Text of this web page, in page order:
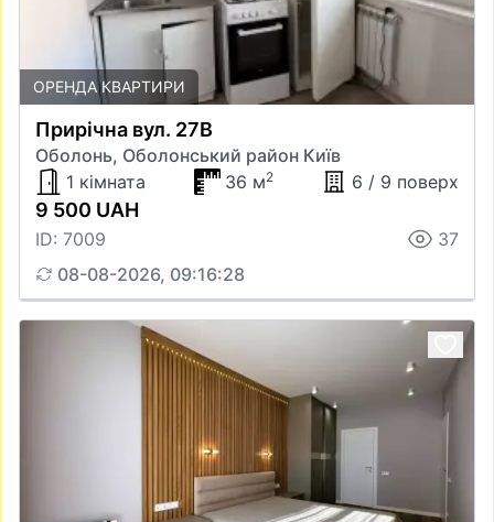
ОРЕНДА КВАРТИРИ
Прирічна вул. 27В
Оболонь, Оболонський район Київ
1 кімната
36 м2 6 / 9 поверх
9 500 UAH
ID: 7009
37
08-08-2026, 09:16:28